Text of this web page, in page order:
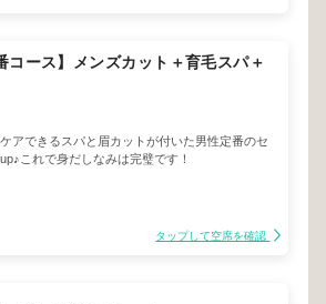
コース】メンズカット＋育毛スパ＋
アできるスパと眉カットが付いた男性定番のセ
これで身だしなみは完璧です！
タップして空席を確認